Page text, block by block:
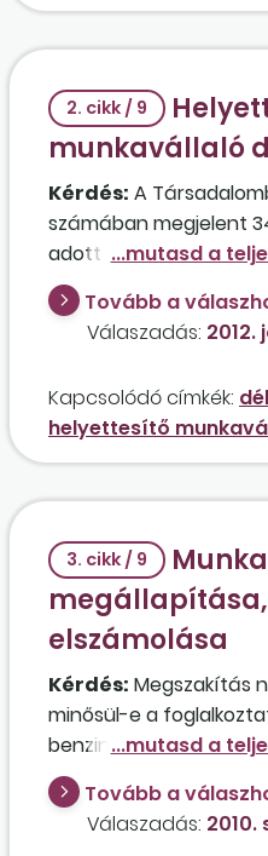
2. cikk / 9
munkavállaló
Kérdés: A
számában megjelent
adott válaszukkal
hogy ha egy
dolgozó munkavállaló
helyettesít pár napig
megilleti-e a délutáni
hónapban?
Tovább a
Válaszadás: 2012.
Kapcsolódó címkék:
helyettesítő
3. cikk / 9
elszámolása
Kérdés: Megszakítás
minősül-e a
benzinkút mindennap
22.00 óráig tart nyitva?
műszakban dolgoznak,
illetve 13.30-tól 22.00
Tovább a
Válaszadás: 2010.